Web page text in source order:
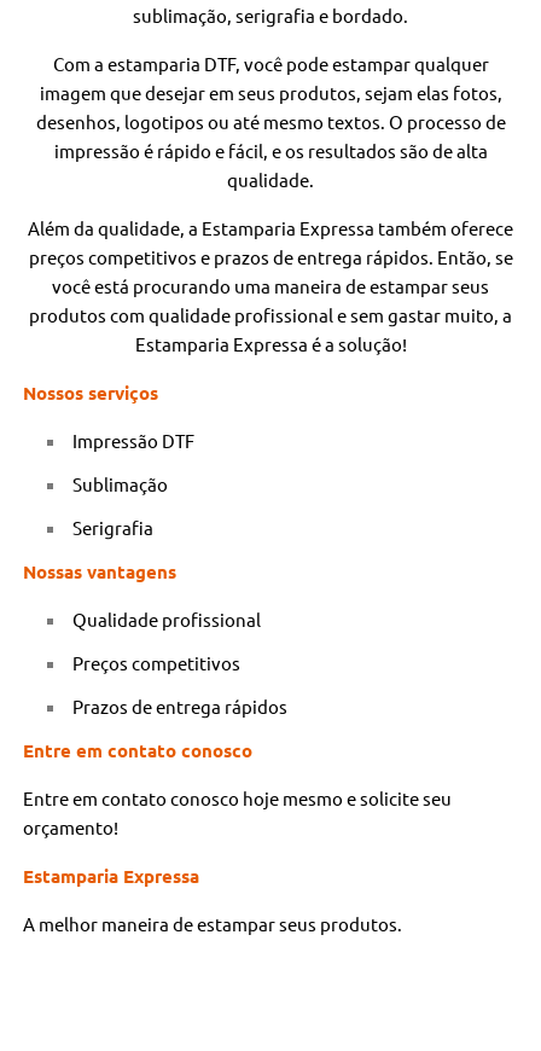
sublimação, serigrafia e bordado.
Com a estamparia DTF, você pode estampar qualquer
imagem que desejar em seus produtos, sejam elas fotos,
desenhos, logotipos ou até mesmo textos. O processo de
impressão é rápido e fácil, e os resultados são de alta
qualidade.
Além da qualidade, a Estamparia Expressa também oferece
preços competitivos e prazos de entrega rápidos. Então, se
você está procurando uma maneira de estampar seus
produtos com qualidade profissional e sem gastar muito, a
Estamparia Expressa é a solução!
Nossos serviços
Impressão DTF
Sublimação
Serigrafia
Nossas vantagens
Qualidade profissional
Preços competitivos
Prazos de entrega rápidos
Entre em contato conosco
Entre em contato conosco hoje mesmo e solicite seu
orçamento!
Estamparia Expressa
A melhor maneira de estampar seus produtos.